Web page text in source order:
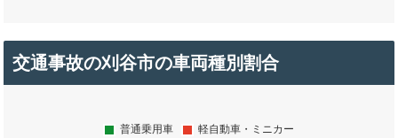
交通事故の刈谷市の車両種別割合